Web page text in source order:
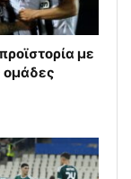
με
ομάδες